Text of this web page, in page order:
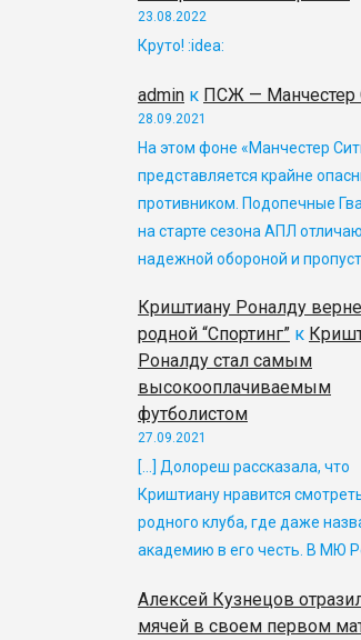
23.08.2022
Круто! :idea:
admin к ПСЖ — Манчестер
28.09.2021
На этом фоне «Манчестер
представляется крайне
противником. Подопечные
на старте сезона АПЛ
надежной обороной и
Криштиану Роналду
родной “Спортинг” к
Роналду стал самым
высокооплачиваемым
футболистом
27.09.2021
[…] Долореш рассказала, что
Криштиану нравится
родного клуба, где даже
академию в его честь. В МЮ
Алексей Кузнецов
мячей в своем первом